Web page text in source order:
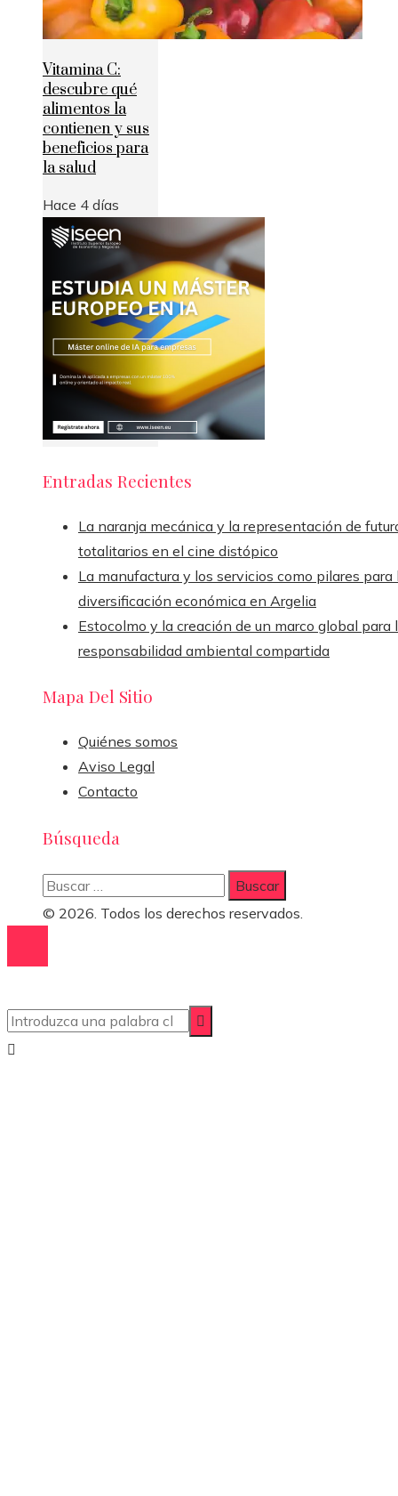
Vitamina C:
descubre qué
alimentos la
contienen y sus
beneficios para
la salud
Hace 4 días
Entradas Recientes
La naranja mecánica y la representación de
totalitarios en el cine distópico
La manufactura y los servicios como pilares para
diversificación económica en Argelia
Estocolmo y la creación de un marco global para
responsabilidad ambiental compartida
Mapa Del Sitio
Quiénes somos
Aviso Legal
Contacto
Búsqueda
Buscar:
© 2026. Todos los derechos reservados.